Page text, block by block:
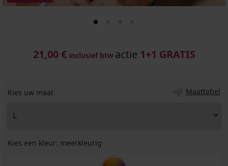
21,00 € inclusief btw actie 1+1 GRATIS
Kies uw maat Maattabel
Kies een kleur: meerkleurig